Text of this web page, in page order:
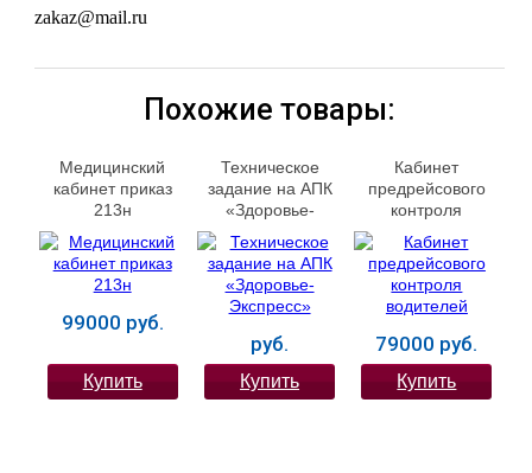
zakaz@mail.ru
Похожие товары:
Медицинский
кабинет приказ
213н
99000 руб.
Купить
Техническое
задание на АПК
«Здоровье-
руб.
Купить
Кабинет
предрейсового
контроля
79000 руб.
Купить